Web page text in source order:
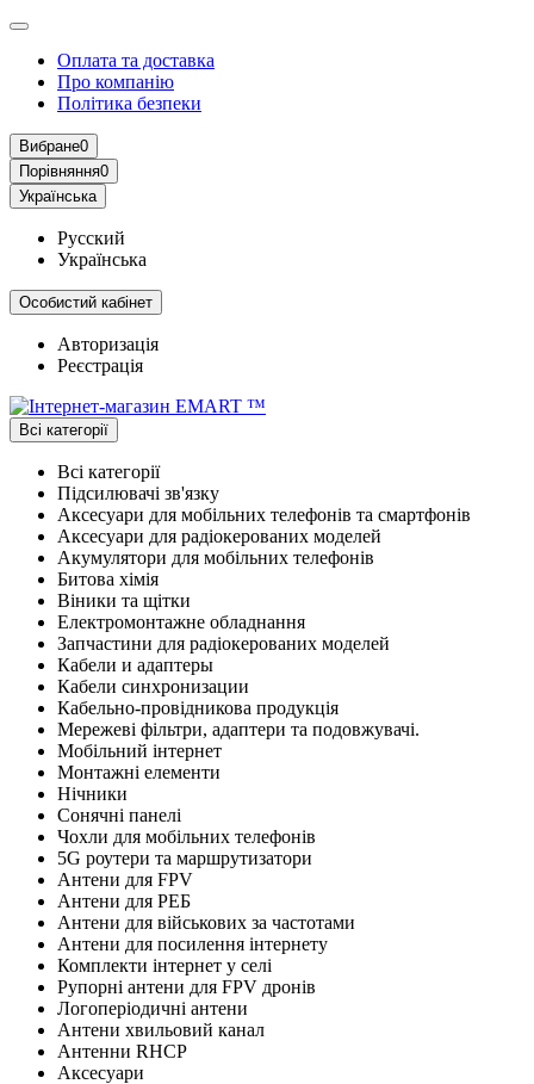
Оплата та доставка
Про компанію
Політика безпеки
Вибране0
Порівняння0
Українська
Русский
Українська
Особистий кабінет
Авторизація
Реєстрація
Всі категорії
Всі категорії
Підсилювачі зв'язку
Аксесуари для мобільних телефонів та смартфонів
Аксесуари для радіокерованих моделей
Акумулятори для мобільних телефонів
Битова хімія
Віники та щітки
Електромонтажне обладнання
Запчастини для радіокерованих моделей
Кабели и адаптеры
Кабели синхронизации
Кабельно-провідникова продукція
Мережеві фільтри, адаптери та подовжувачі.
Мобільний інтернет
Монтажні елементи
Нічники
Сонячні панелі
Чохли для мобільних телефонів
5G роутери та маршрутизатори
Антени для FPV
Антени для РЕБ
Антени для військових за частотами
Антени для посилення інтернету
Комплекти інтернет у селі
Рупорні антени для FPV дронів
Логоперіодичні антени
Антени хвильовий канал
Антенни RHCP
Аксесуари